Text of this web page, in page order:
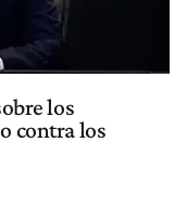
los
contra los